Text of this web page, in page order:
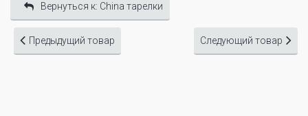
Вернуться к: China тарелки
Предыдущий товар Следующий товар